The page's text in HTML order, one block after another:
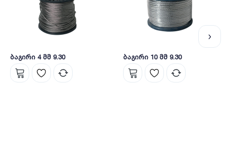
ბაგირი 4 მმ 9.30 ბაგირი 10 მმ 9.30